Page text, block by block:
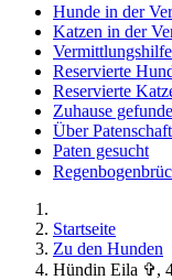
Hunde in der
Katzen in der
Vermittlungshilfe
Reservierte
Reservierte
Zuhause
Über
Paten gesucht
Startseite
Zu den Hunden
Hündin Eila ✞,